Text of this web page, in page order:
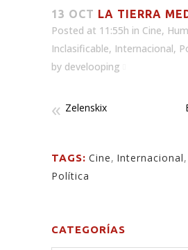
13 OCT LA TIERRA
Posted at 11:55h in Cine,
Inclasificable, Internacional,
by develooping
Zelenskix
TAGS: Cine, Internacional,
Política
CATEGORÍAS